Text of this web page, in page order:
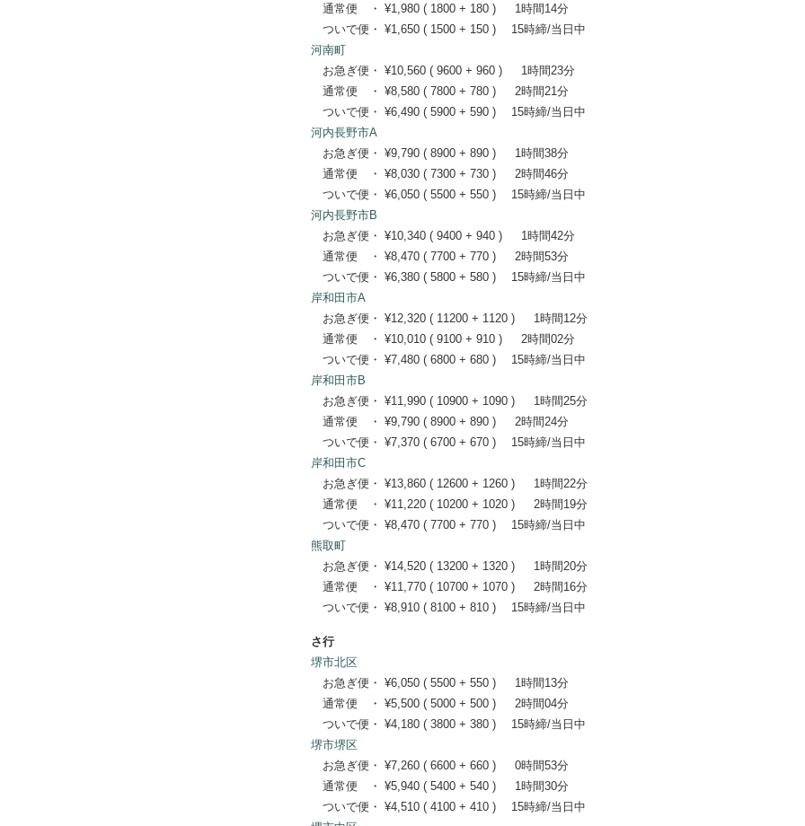
通常便 ・ ¥1,980 ( 1800 + 180 ) 1時間14分
ついで便・ ¥1,650 ( 1500 + 150 ) 15時締/当日中
河南町
お急ぎ便・ ¥10,560 ( 9600 + 960 ) 1時間23分
通常便 ・ ¥8,580 ( 7800 + 780 ) 2時間21分
ついで便・ ¥6,490 ( 5900 + 590 ) 15時締/当日中
河内長野市A
お急ぎ便・ ¥9,790 ( 8900 + 890 ) 1時間38分
通常便 ・ ¥8,030 ( 7300 + 730 ) 2時間46分
ついで便・ ¥6,050 ( 5500 + 550 ) 15時締/当日中
河内長野市B
お急ぎ便・ ¥10,340 ( 9400 + 940 ) 1時間42分
通常便 ・ ¥8,470 ( 7700 + 770 ) 2時間53分
ついで便・ ¥6,380 ( 5800 + 580 ) 15時締/当日中
岸和田市A
お急ぎ便・ ¥12,320 ( 11200 + 1120 ) 1時間12分
通常便 ・ ¥10,010 ( 9100 + 910 ) 2時間02分
ついで便・ ¥7,480 ( 6800 + 680 ) 15時締/当日中
岸和田市B
お急ぎ便・ ¥11,990 ( 10900 + 1090 ) 1時間25分
通常便 ・ ¥9,790 ( 8900 + 890 ) 2時間24分
ついで便・ ¥7,370 ( 6700 + 670 ) 15時締/当日中
岸和田市C
お急ぎ便・ ¥13,860 ( 12600 + 1260 ) 1時間22分
通常便 ・ ¥11,220 ( 10200 + 1020 ) 2時間19分
ついで便・ ¥8,470 ( 7700 + 770 ) 15時締/当日中
熊取町
お急ぎ便・ ¥14,520 ( 13200 + 1320 ) 1時間20分
通常便 ・ ¥11,770 ( 10700 + 1070 ) 2時間16分
ついで便・ ¥8,910 ( 8100 + 810 ) 15時締/当日中
さ行
堺市北区
お急ぎ便・ ¥6,050 ( 5500 + 550 ) 1時間13分
通常便 ・ ¥5,500 ( 5000 + 500 ) 2時間04分
ついで便・ ¥4,180 ( 3800 + 380 ) 15時締/当日中
堺市堺区
お急ぎ便・ ¥7,260 ( 6600 + 660 ) 0時間53分
通常便 ・ ¥5,940 ( 5400 + 540 ) 1時間30分
ついで便・ ¥4,510 ( 4100 + 410 ) 15時締/当日中